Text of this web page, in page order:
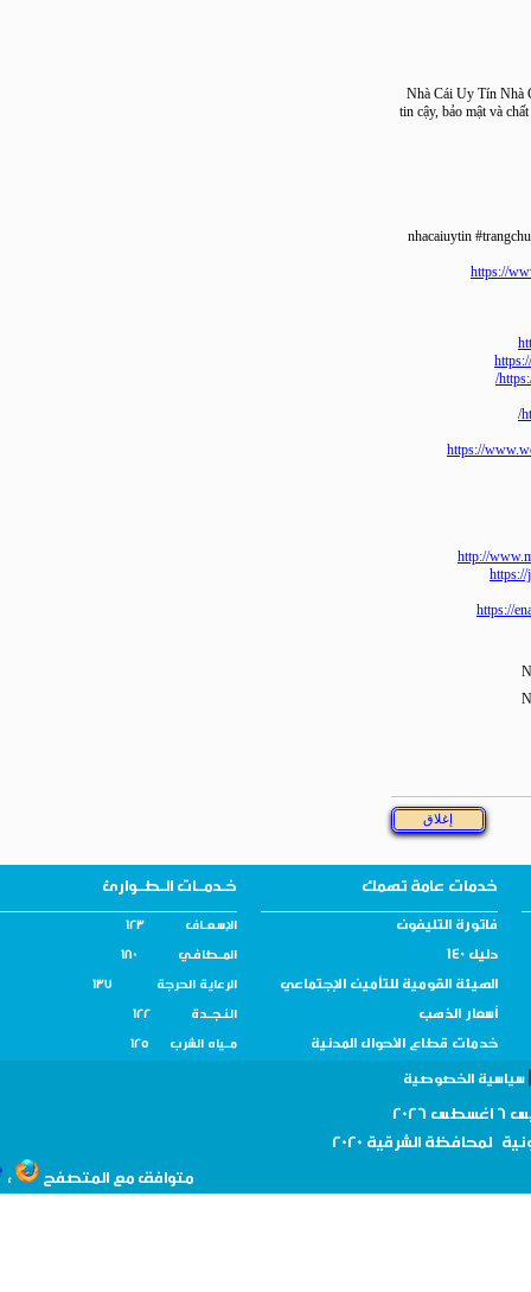
Nhà Cái Uy Tín
tin cậy, bảo mật
https://
http://
خدمات عامة تهمك خـدمــات الـطــوارئ
فاتورة التليفون الإسـعــاف 123
دليل 140 المــطافـي 180
الهيئة القومية للتأمين الإجتماعي الرعاية الحرجة 137
أسعار الذهب النـجــدة 122
خدمات قطاع الأحوال المدنية مــياه الشرب 125
الخصوصية
لمحافظةالشرقية 2020
متوافق مع المتصفح ،